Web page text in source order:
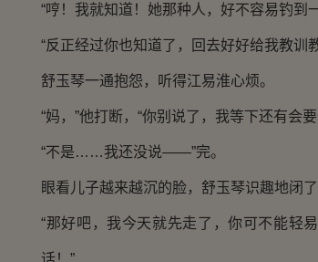
“哼！我就知道！她那种人，好不容易钓到
“反正经过你也知道了，回去好好给我教训
舒玉琴一通抱怨，听得江易淮心烦。
“妈，”他打断，“你别说了，我等下还有会
“不是……我还没说——”完。
眼看儿子越来越沉的脸，舒玉琴识趣地闭了
“那好吧，我今天就先走了，你可不能轻
话！”